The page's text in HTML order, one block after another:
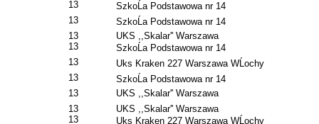
13
SzkoĹa Podstawowa nr 14
13
SzkoĹa Podstawowa nr 14
13
UKS ,,Skalar'' Warszawa
13
SzkoĹa Podstawowa nr 14
13
Uks Kraken 227 Warszawa WĹochy
13
SzkoĹa Podstawowa nr 14
13
UKS ,,Skalar'' Warszawa
13
UKS ,,Skalar'' Warszawa
13
Uks Kraken 227 Warszawa WĹochy